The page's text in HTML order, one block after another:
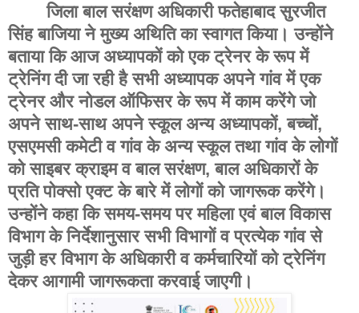
जिला बाल सरंक्षण अधिकारी फतेहाबाद सुरजीत
सिंह बाजिया ने मुख्य अथिति का स्वागत किया। उन्होंने
बताया कि आज अध्यापकों को एक ट्रेनर के रूप में
ट्रेनिंग दी जा रही है सभी अध्यापक अपने गांव में एक
ट्रेनर और नोडल ऑफिसर के रूप में काम करेंगे जो
अपने साथ-साथ अपने स्कूल अन्य अध्यापकों, बच्चों,
एसएमसी कमेटी व गांव के अन्य स्कूल तथा गांव के लोगों
को साइबर क्राइम व बाल सरंक्षण, बाल अधिकारों के
प्रति पोक्सो एक्ट के बारे में लोगों को जागरूक करेंगे।
उन्होंने कहा कि समय-समय पर महिला एवं बाल विकास
विभाग के निर्देशानुसार सभी विभागों व प्रत्येक गांव से
जुड़ी हर विभाग के अधिकारी व कर्मचारियों को ट्रेनिंग
देकर आगामी जागरूकता करवाई जाएगी।